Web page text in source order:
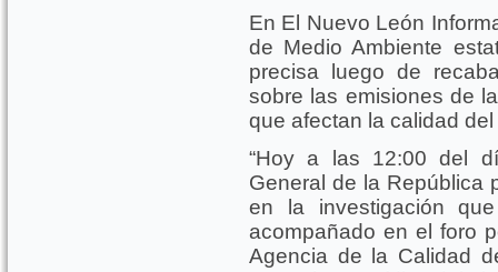
En El Nuevo León
de Medio Ambiente
precisa luego de
sobre las emisiones de
que afectan la calidad
“Hoy a las 12:00 del
General de la República
en la investigación
acompañado en el foro
Agencia de la Calidad